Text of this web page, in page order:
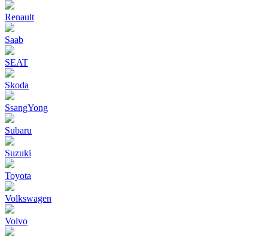
Renault
Saab
SEAT
Skoda
SsangYong
Subaru
Suzuki
Toyota
Volkswagen
Volvo